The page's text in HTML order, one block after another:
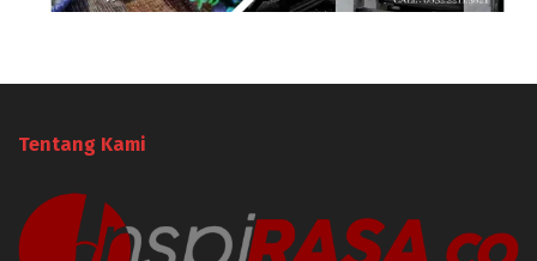
Tentang Kami